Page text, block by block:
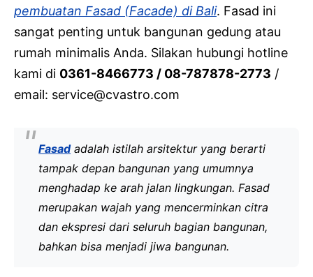
pembuatan Fasad (Facade) di Bali. Fasad ini
sangat penting untuk bangunan gedung atau
rumah minimalis Anda. Silakan hubungi hotline
kami di 0361-8466773 / 08-787878-2773 /
email: service@cvastro.com
Fasadadalah istilah arsitektur yang berarti
tampak depan bangunan yang umumnya
menghadap ke arah jalan lingkungan. Fasad
merupakan wajah yang mencerminkan citra
dan ekspresi dari seluruh bagian bangunan,
bahkan bisa menjadi jiwa bangunan.